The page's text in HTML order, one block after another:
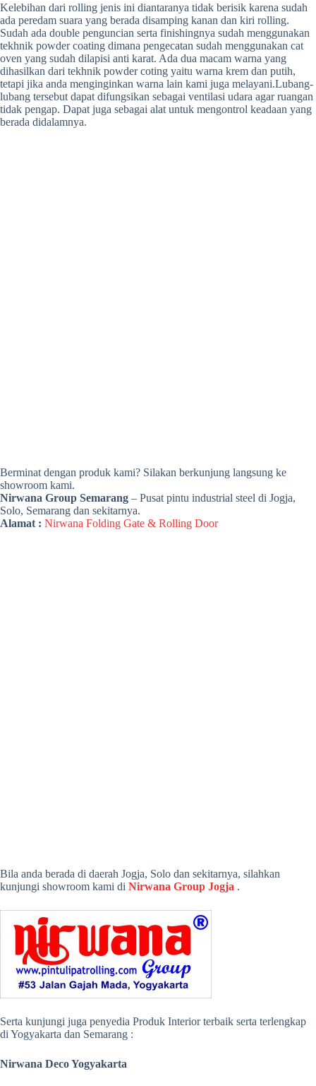
Kelebihan dari rolling jenis ini diantaranya tidak berisik karena sudah
ada peredam suara yang berada disamping kanan dan kiri rolling.
Sudah ada double penguncian serta finishingnya sudah menggunakan
tekhnik powder coating dimana pengecatan sudah menggunakan cat
oven yang sudah dilapisi anti karat. Ada dua macam warna yang
dihasilkan dari tekhnik powder coting yaitu warna krem dan putih,
tetapi jika anda menginginkan warna lain kami juga melayani.Lubang-
lubang tersebut dapat difungsikan sebagai ventilasi udara agar ruangan
tidak pengap. Dapat juga sebagai alat untuk mengontrol keadaan yang
berada didalamnya.
Berminat dengan produk kami? Silakan berkunjung langsung ke
showroom kami.
Nirwana Group Semarang – Pusat pintu industrial steel di Jogja,
Solo, Semarang dan sekitarnya.
Alamat : Nirwana Folding Gate & Rolling Door
Bila anda berada di daerah Jogja, Solo dan sekitarnya, silahkan
kunjungi showroom kami di Nirwana Group Jogja .
Serta kunjungi juga penyedia Produk Interior terbaik serta terlengkap
di Yogyakarta dan Semarang :
Nirwana Deco Yogyakarta